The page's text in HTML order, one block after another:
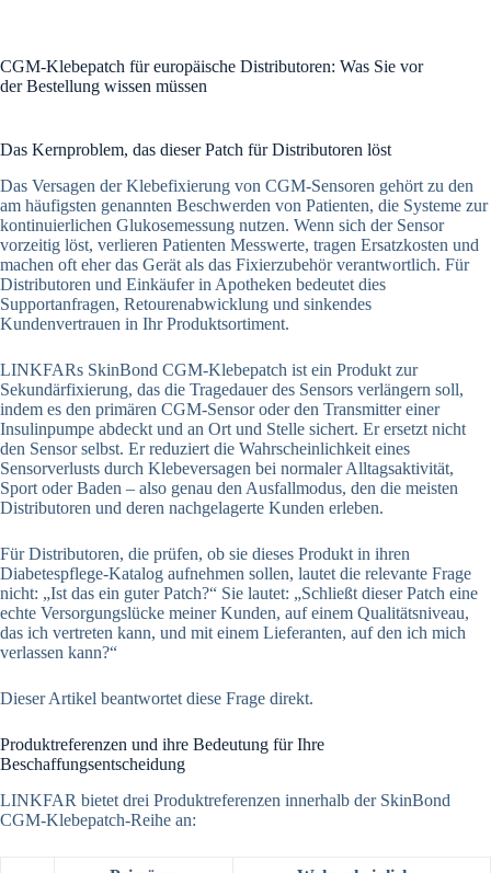
CGM-Klebepatch für europäische Distributoren: Was Sie vor
der Bestellung wissen müssen
Das Kernproblem, das dieser Patch für Distributoren löst
Das Versagen der Klebefixierung von CGM-Sensoren gehört zu den
am häufigsten genannten Beschwerden von Patienten, die Systeme zur
kontinuierlichen Glukosemessung nutzen. Wenn sich der Sensor
vorzeitig löst, verlieren Patienten Messwerte, tragen Ersatzkosten und
machen oft eher das Gerät als das Fixierzubehör verantwortlich. Für
Distributoren und Einkäufer in Apotheken bedeutet dies
Supportanfragen, Retourenabwicklung und sinkendes
Kundenvertrauen in Ihr Produktsortiment.
LINKFARs SkinBond CGM-Klebepatch ist ein Produkt zur
Sekundärfixierung, das die Tragedauer des Sensors verlängern soll,
indem es den primären CGM-Sensor oder den Transmitter einer
Insulinpumpe abdeckt und an Ort und Stelle sichert. Er ersetzt nicht
den Sensor selbst. Er reduziert die Wahrscheinlichkeit eines
Sensorverlusts durch Klebeversagen bei normaler Alltagsaktivität,
Sport oder Baden – also genau den Ausfallmodus, den die meisten
Distributoren und deren nachgelagerte Kunden erleben.
Für Distributoren, die prüfen, ob sie dieses Produkt in ihren
Diabetespflege-Katalog aufnehmen sollen, lautet die relevante Frage
nicht: „Ist das ein guter Patch?“ Sie lautet: „Schließt dieser Patch eine
echte Versorgungslücke meiner Kunden, auf einem Qualitätsniveau,
das ich vertreten kann, und mit einem Lieferanten, auf den ich mich
verlassen kann?“
Dieser Artikel beantwortet diese Frage direkt.
Produktreferenzen und ihre Bedeutung für Ihre
Beschaffungsentscheidung
LINKFAR bietet drei Produktreferenzen innerhalb der SkinBond
CGM-Klebepatch-Reihe an: